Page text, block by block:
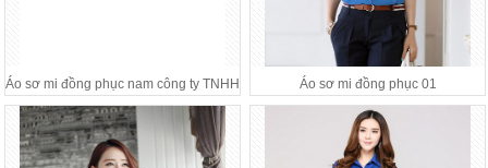
Áo sơ mi đồng phục nam công ty TNHH
Tiền Hậu
Áo sơ mi đồng phục 01